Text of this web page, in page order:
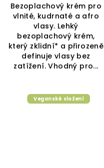
Bezoplachový krém pro
vlnité, kudrnaté a afro
vlasy. Lehký
bezoplachový krém,
který zklidní* a přirozeně
definuje vlasy bez
zatížení. Vhodný pro...
Veganské složení